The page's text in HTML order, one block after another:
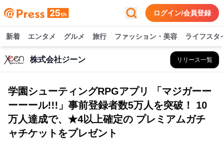
ログイン/会員登録
新着 エンタメ グルメ 旅行 ファッション・美容 ライフスタ
株式会社ジーン リリース一覧
学園シューティングRPGアプリ 「マジガーー
ーーール!!!」事前登録者数5万人を突破！ 10
万人達成で、★4以上確定の プレミアムガチ
ャチケットをプレゼント